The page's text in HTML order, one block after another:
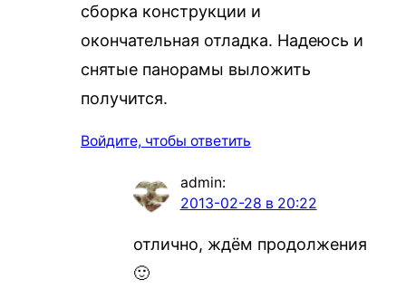
сборка конструкции и
окончательная отладка. Надеюсь и
снятые панорамы выложить
получится.
Войдите, чтобы ответить
admin:
2013-02-28 в 20:22
отлично, ждём продолжения
🙂